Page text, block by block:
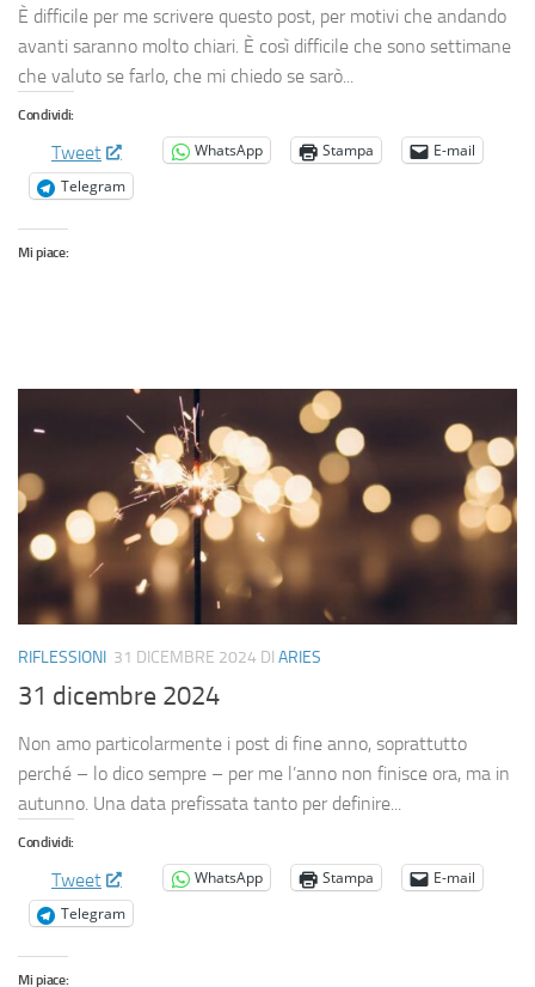
È difficile per me scrivere questo post, per motivi che andando
avanti saranno molto chiari. È così difficile che sono settimane
che valuto se farlo, che mi chiedo se sarò...
Condividi:
Tweet WhatsApp Stampa
E-mail
Telegram
Mi piace:
RIFLESSIONI 31 DICEMBRE 2024 DI ARIES
31 dicembre 2024
Non amo particolarmente i post di fine anno, soprattutto
perché – lo dico sempre – per me l’anno non finisce ora, ma in
autunno. Una data prefissata tanto per definire...
Condividi:
Tweet WhatsApp Stampa
E-mail
Telegram
Mi piace: